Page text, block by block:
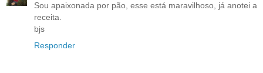
Sou apaixonada por pão, esse está maravilhoso, já anotei a
receita.
bjs
Responder